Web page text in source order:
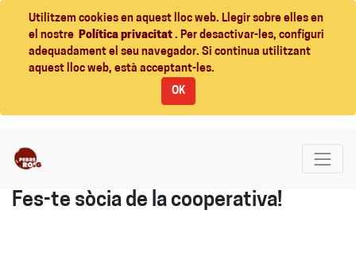
Utilitzem cookies en aquest lloc web. Llegir sobre elles en
el nostre Política privacitat . Per desactivar-les, configuri
adequadament el seu navegador. Si continua utilitzant
aquest lloc web, està acceptant-les.
OK
Fes-te sòcia de la cooperativa!